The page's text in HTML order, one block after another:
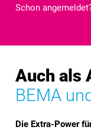
Schon
Auch als
BEMA
Die Extra-Power